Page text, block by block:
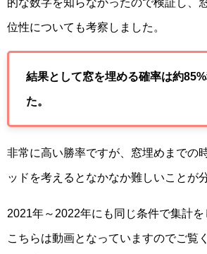
位性についても考察しました。
結果として窓を埋める確率は約
た。
非常に高い勝率ですが、窓埋めまでの
ッドを考えるとなかなか難しいことが
2021年～2022年にも同じ条件で集計を
こちらは動画となっていますのでご覧